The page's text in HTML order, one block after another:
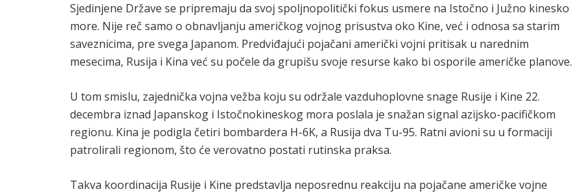
Sjedinjene Države se pripremaju da svoj spoljnopolitički fokus usmere na Istočno i Južno kinesko
more. Nije reč samo o obnavljanju američkog vojnog prisustva oko Kine, već i odnosa sa starim
saveznicima, pre svega Japanom. Predviđajući pojačani američki vojni pritisak u narednim
mesecima, Rusija i Kina već su počele da grupišu svoje resurse kako bi osporile američke planove.
U tom smislu, zajednička vojna vežba koju su održale vazduhoplovne snage Rusije i Kine 22.
decembra iznad Japanskog i Istočnokineskog mora poslala je snažan signal azijsko-pacifičkom
regionu. Kina je podigla četiri bombardera H-6K, a Rusija dva Tu-95. Ratni avioni su u formaciji
patrolirali regionom, što će verovatno postati rutinska praksa.
Takva koordinacija Rusije i Kine predstavlja neposrednu reakciju na pojačane američke vojne